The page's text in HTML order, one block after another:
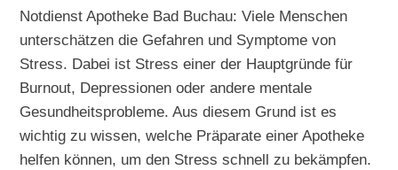
Notdienst Apotheke Bad Buchau: Viele Menschen
unterschätzen die Gefahren und Symptome von
Stress. Dabei ist Stress einer der Hauptgründe für
Burnout, Depressionen oder andere mentale
Gesundheitsprobleme. Aus diesem Grund ist es
wichtig zu wissen, welche Präparate einer Apotheke
helfen können, um den Stress schnell zu bekämpfen.